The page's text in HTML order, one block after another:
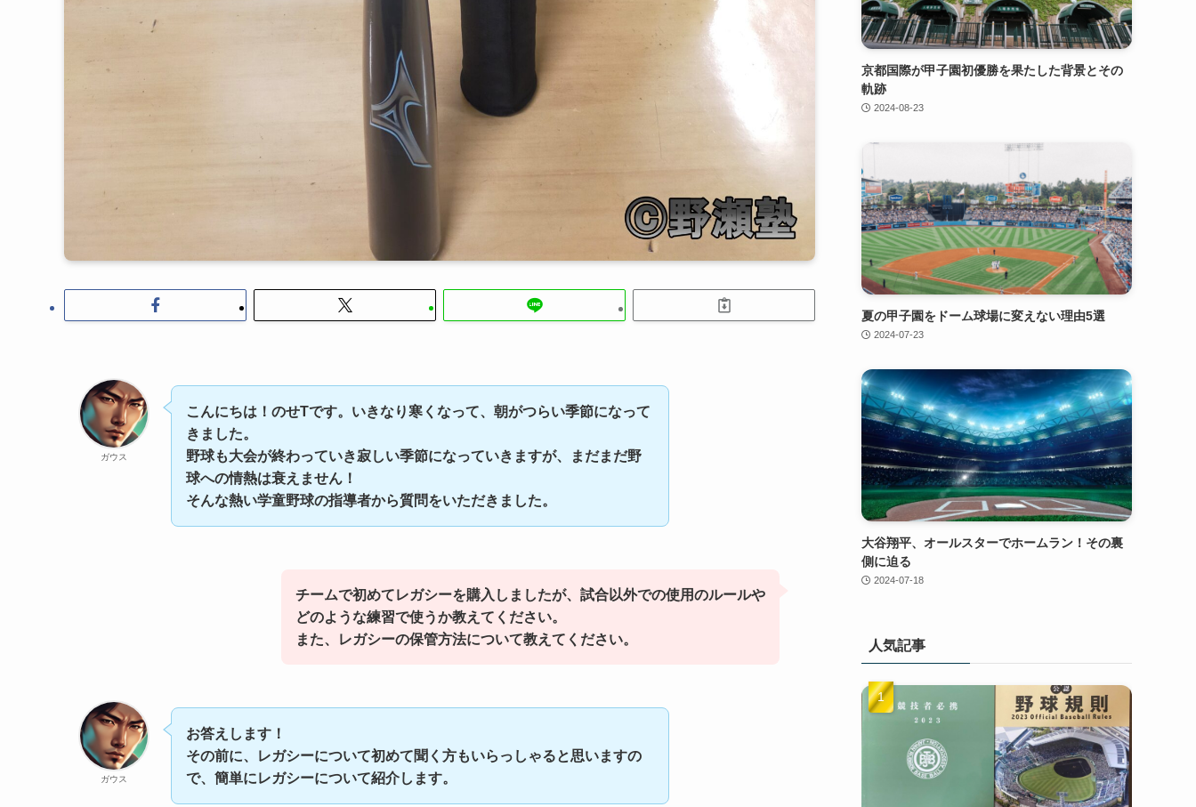
ガウス
こんにちは！のせTです。いきなり寒くなって、朝がつらい季節になって
きました。
野球も大会が終わっていき寂しい季節になっていきますが、まだまだ野
球への情熱は衰えません！
そんな熱い学童野球の指導者から質問をいただきました。
チームで初めてレガシーを購入しましたが、試合以外での使用のルールや
どのような練習で使うか教えてください。
また、レガシーの保管方法について教えてください。
ガウス
お答えします！
その前に、レガシーについて初めて聞く方もいらっしゃると思いますの
で、簡単にレガシーについて紹介します。
京都国際が甲子園初優勝を果たした背景とその
軌跡
2024-08-23
夏の甲子園をドーム球場に変えない理由5選
2024-07-23
大谷翔平、オールスターでホームラン！その裏
側に迫る
2024-07-18
人気記事